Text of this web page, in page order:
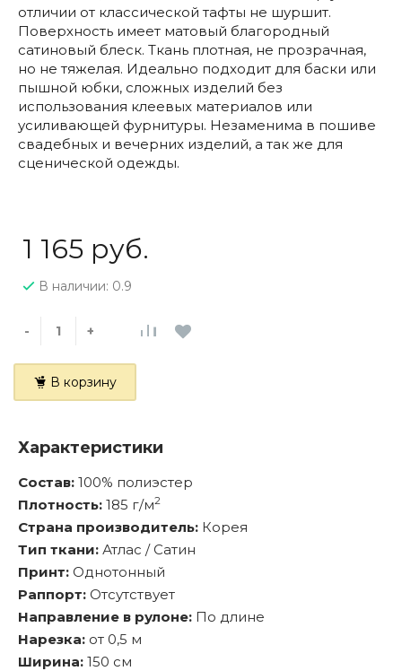
отличии от классической тафты не шуршит.
Поверхность имеет матовый благородный
сатиновый блеск. Ткань плотная, не прозрачная,
но не тяжелая. Идеально подходит для баски или
пышной юбки, сложных изделий без
использования клеевых материалов или
усиливающей фурнитуры. Незаменима в пошиве
свадебных и вечерних изделий, а так же для
сценической одежды.
1 165 руб.
В наличии: 0.9
- +
В корзину
Характеристики
Состав: 100% полиэстер
Плотность: 185 г/м2
Страна производитель: Корея
Тип ткани: Атлас / Сатин
Принт: Однотонный
Раппорт: Отсутствует
Направление в рулоне: По длине
Нарезка: от 0,5 м
Ширина: 150 см